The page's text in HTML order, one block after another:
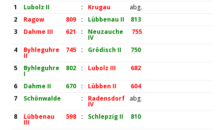
1
Lubolz II : Krugau
abg.
2
Ragow 809 : Lübbenau II
813
3
Dahme III 621 : Neuzauche
IV
755
4 Byhleguhre
II
745 : Grödisch II 750
5 Byhleguhre
I
802 : Lubolz III 682
6 Dahme II 670 : Lübben II
604
7
Schönwalde : Radensdorf
IV
abg.
8 Lübbenau
III
598 : Schlepzig II 810